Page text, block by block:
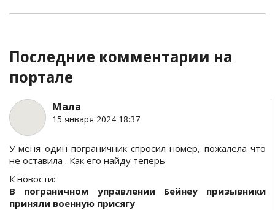
Последние комментарии на
портале
Мала
15 января 2024 18:37
У меня один пограничник спросил номер, пожалела что
не оставила . Как его найду теперь
К новости:
В пограничном управлении Бейнеу призывники
приняли военную присягу